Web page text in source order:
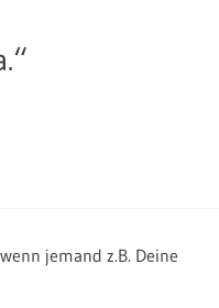
jemand z.B. Deine